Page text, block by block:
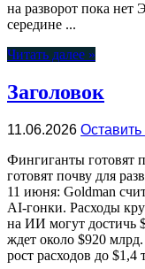
на разворот пока нет
середине ...
Читать далее »
Заголовок
11.06.2026
Фингиганты готовят
готовят почву для
11 июня: Goldman
AI-гонки. Расходы
на ИИ могут достичь
ждет около $920
рост расходов до $1,4